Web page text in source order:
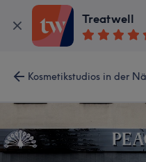
Treatwell
Kosmetikstudios in der